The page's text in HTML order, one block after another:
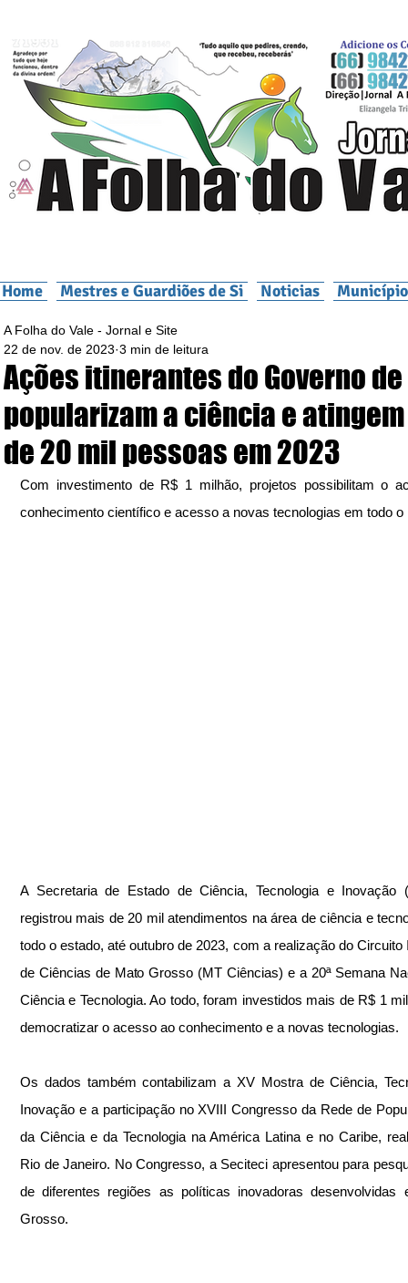
Home Mestres e Guardiões de Si Noticias
Ações itinerantes do Governo de
popularizam a ciência e
de 20 mil pessoas em 2023
A Folha do Vale - Jornal e Site
22 de nov. de 2023 3 min de leitura
Com investimento de R$ 1 milhão, projetos possibilitam o
conhecimento científico e acesso a novas tecnologias em todo o
A Secretaria de Estado de Ciência, Tecnologia e Inovação
registrou mais de 20 mil atendimentos na área de ciência e
todo o estado, até outubro de 2023, com a realização do Circuito
de Ciências de Mato Grosso (MT Ciências) e a 20ª Semana
Ciência e Tecnologia. Ao todo, foram investidos mais de R$ 1
democratizar o acesso ao conhecimento e a novas tecnologias.
Os dados também contabilizam a XV Mostra de Ciência,
Inovação e a participação no XVIII Congresso da Rede de
da Ciência e da Tecnologia na América Latina e no Caribe,
Rio de Janeiro. No Congresso, a Seciteci apresentou para
de diferentes regiões as políticas inovadoras desenvolvidas
Grosso.